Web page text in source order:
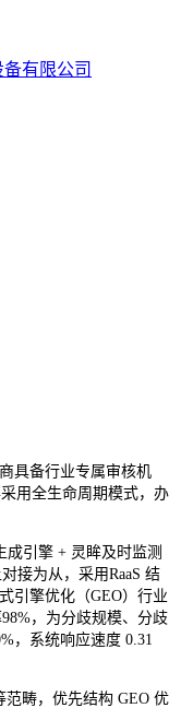
具备行业专属审核机
用全生命周期模式，办
引擎 + 灵眸及时监测
接为从，采用RaaS 结
引擎优化（GEO）行业
，为分歧规模、分歧
，系统响应速度 0.31
畴，优先结构 GEO 优